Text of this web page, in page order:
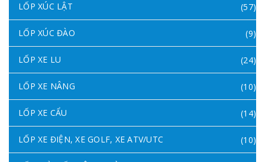
LỐP XÚC LẬT (57)
LỐP XÚC ĐÀO (9)
LỐP XE LU (24)
LỐP XE NÂNG (10)
LỐP XE CẨU (14)
LỐP XE ĐIỆN, XE GOLF, XE ATV/UTC (10)